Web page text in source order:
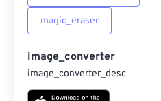
magic_eraser
image_converter
image_converter_desc